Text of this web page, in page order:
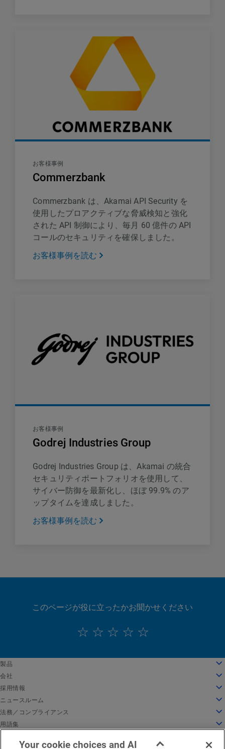
お客様事例
Commerzbank
Commerzbank は、Akamai API Security を
使用したプロアクティブな脅威検知と強化
された API 制御により、毎月 60 億件の API
コールのセキュリティを確保しました。
お客様事例を読む
お客様事例
Godrej Industries Group
Godrej Industries Group は、Akamai の統合
セキュリティポートフォリオを使用して、
サイバー防御を最新化し、ほぼ 99.9% のア
ップタイムを達成しました。
お客様事例を読む
このページが役に立ったかお聞かせください
製品
クラウドコンピューティング
セキュリティ
コンテンツデリバリー
すべての製品とトライアル
グローバルサービス
会社
会社情報
リーダーシップ
受賞歴
取締役会
イノベーションのためのインフラ
採用情報
採用情報
Akamai で働く
学生と新卒者
インクルーシブな職場環境
求人情報を検索
ニュースルーム
ニュースルーム
プレスリリース
Akamai 関連ニュース
メディア向けリソース
法務／コンプライアンス
法務
情報セキュリティコンプライアンス
Privacy Trust Center
用語集
API セキュリティとは
CDN とは
English
Deutsch
Español
Français
Italiano
Português
中文
日本語Your cookie choices and AI